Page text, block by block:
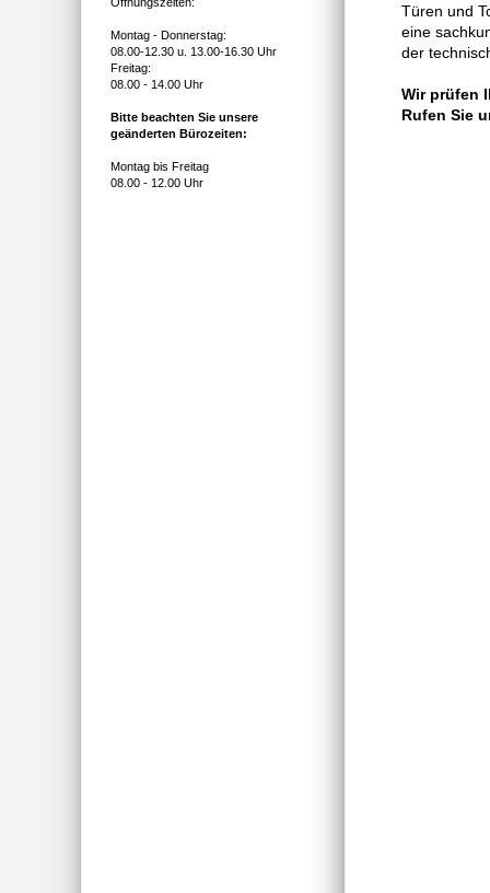
Türen und
eine
der
Wir prüfen
Rufen Sie
Montag - Donnerstag:
08.00-12.30 u. 13.00-16.30 Uhr
Freitag:
08.00 - 14.00 Uhr
Bitte beachten Sie unsere
geänderten Bürozeiten:
Montag bis Freitag
08.00 - 12.00 Uhr